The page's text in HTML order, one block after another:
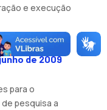
e execução
de 2009
para o
pesquisa a